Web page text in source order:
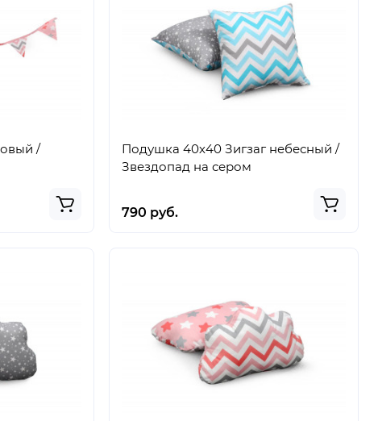
/
Подушка 40х40 Зигзаг небесный /
Звездопад на сером
790 руб.